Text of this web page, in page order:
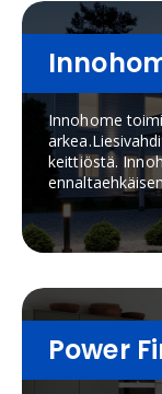
Innohome
keittiöstä.
turvallisesti.
Power